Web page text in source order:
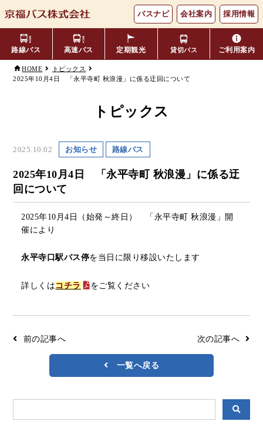
バスナビ 会社案内 採用情報
路線バス
のりば案内
季節・特別運行バス 配布時刻表
定期券 お得なきっぷ
検索
ジョルダン
高速バス 定期観光 貸切バス ご利用案内
キャッシュレス対応
HOME
トピックス
2025年10月4日 「永平寺町 秋浪漫」に係る迂回について
トピックス
2025.10.02 お知らせ 路線バス
2025年10月4日 「永平寺町 秋浪漫」に係る迂
回について
2025年10 月4 日（始発～終日） 「永平寺町 秋浪漫」開
催により
永平寺口駅バス停を当日に限り移設いたします
詳しくは コチラ をご覧ください
前の記事へ 次の記事へ
一覧へ戻る